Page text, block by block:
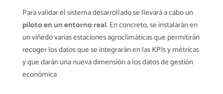
Para validar el sistema desarrollado se llevará a cabo un
piloto en un entorno real. En concreto, se instalarán en
un viñedo varias estaciones agroclimáticas que permitirán
recoger los datos que se integrarán en las KPIs y métricas
y que darán una nueva dimensión a los datos de gestión
económica